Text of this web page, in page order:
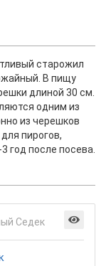
старожил
В пищу
длиной 30 см.
одним из
из черешков
пирогов,
год после посева.